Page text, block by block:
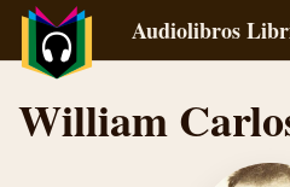
Audiolibros
William